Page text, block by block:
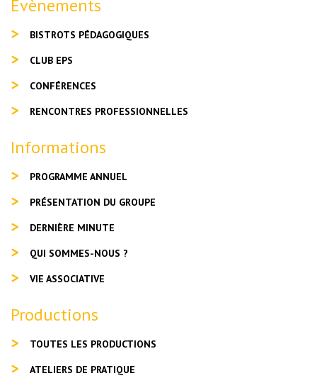
Evènements
BISTROTS PÉDAGOGIQUES
CLUB EPS
CONFÉRENCES
RENCONTRES PROFESSIONNELLES
Informations
PROGRAMME ANNUEL
PRÉSENTATION DU GROUPE
DERNIÈRE MINUTE
QUI SOMMES-NOUS ?
VIE ASSOCIATIVE
Productions
TOUTES LES PRODUCTIONS
ATELIERS DE PRATIQUE